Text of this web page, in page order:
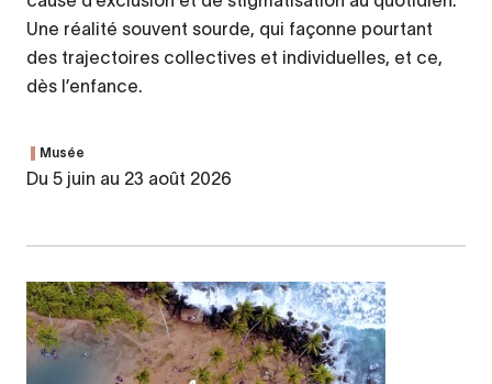
Une réalité souvent sourde, qui façonne pourtant
des trajectoires collectives et individuelles, et ce,
dès l’enfance.
Musée
Du 5 juin au 23 août 2026